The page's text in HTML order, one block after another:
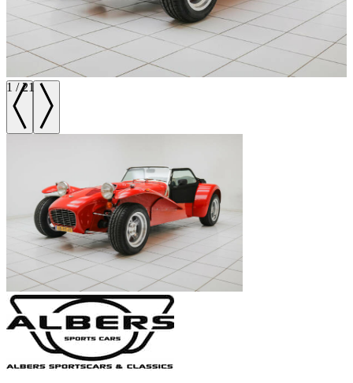
1 /21